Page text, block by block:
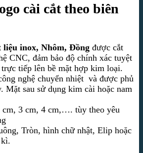
cài cắt theo biên
liệu inox, Nhôm, Đồng được cắt
CNC, đảm bảo độ chính xác tuyệt
tiếp lên bề mặt hợp kim loại.
nghệ chuyển nhiệt và được phủ
Mặt sau sử dụng kim cài hoặc nam
3 cm, 4 cm,…. tùy theo yêu
Tròn, hình chữ nhật, Elip hoặc
kì.